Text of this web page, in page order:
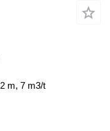
m, 7 m3/t